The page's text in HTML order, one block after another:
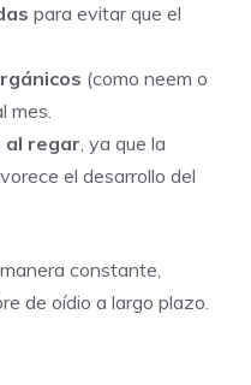
para evitar que el
(como neem o
mes.
al regar, ya que la
el desarrollo del
constante,
de oídio a largo plazo.